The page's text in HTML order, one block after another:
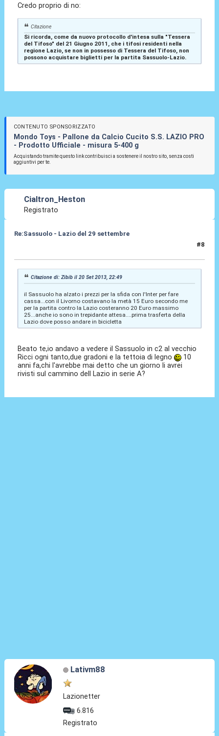
Credo proprio di no:
Citazione
Si ricorda, come da nuovo protocollo d'intesa sulla "Tessera
del Tifoso" del 21 Giugno 2011, che i tifosi residenti nella
regione Lazio, se non in possesso di Tessera del Tifoso, non
possono acquistare biglietti per la partita Sassuolo-Lazio.
CONTENUTO SPONSORIZZATO
Mondo Toys - Pallone da Calcio Cucito S.S. LAZIO PRO
- Prodotto Ufficiale - misura 5-400 g
Acquistando tramite questo link contribuisci a sostenere il nostro sito, senza costi
aggiuntivi per te.
Cialtron_Heston
Registrato
Re:Sassuolo - Lazio del 29 settembre
#8
Citazione di: Zibib il 20 Set 2013, 22:49
il Sassuolo ha alzato i prezzi per la sfida con l'Inter per fare
cassa...con il Livorno costavano la metà 15 Euro secondo me
per la partita contro la Lazio costeranno 20 Euro massimo
25...anche io sono in trepidante attesa....prima trasferta della
Lazio dove posso andare in bicicletta
Beato te,io andavo a vedere il Sassuolo in c2 al vecchio
Ricci ogni tanto,due gradoni e la tettoia di legno
10
anni fa,chi l'avrebbe mai detto che un giorno li avrei
rivisti sul cammino dell Lazio in serie A?
Lativm88
Lazionetter
6.816
Registrato